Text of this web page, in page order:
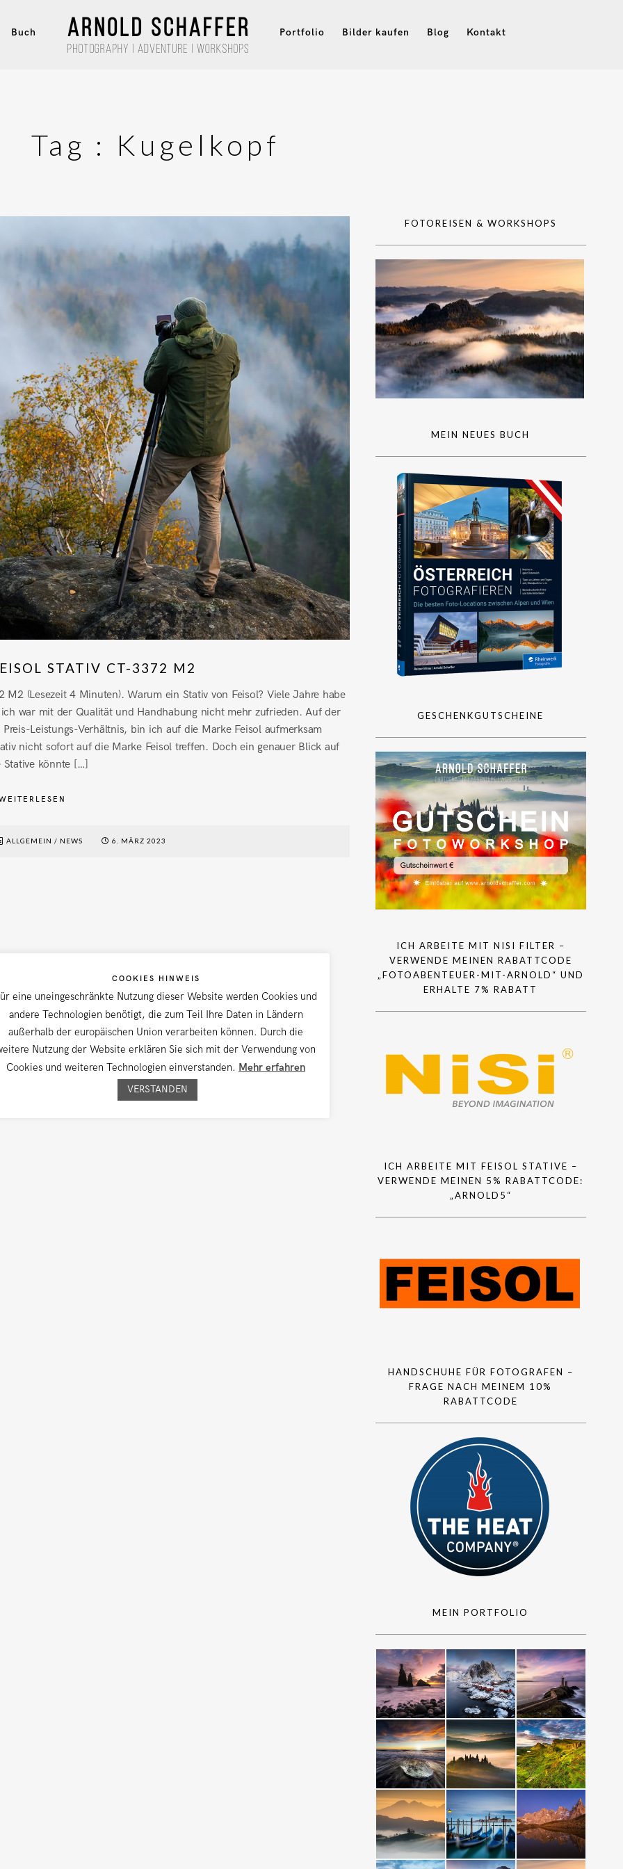
Buch Portfolio Bilder kaufen Blog Kontakt
Tag : Kugelkopf
STATIV CT-3372 M2
(Lesezeit 4 Minuten). Warum ein Stativ von Feisol? Viele Jahre habe
war mit der Qualität und Handhabung nicht mehr zufrieden. Auf der
Leistungs-Verhältnis, bin ich auf die Marke Feisol aufmerksam
nicht sofort auf die Marke Feisol treffen. Doch ein genauer Blick auf
Stative könnte […]
ALLGEMEIN / NEWS 6. MÄRZ 2023
FOTOREISEN & WORKSHOPS
MEIN NEUES BUCH
GESCHENKGUTSCHEINE
ICH ARBEITE MIT NISI FILTER –
VERWENDE MEINEN RABATTCODE
„FOTOABENTEUER-MIT-ARNOLD“ UND
ERHALTE 7% RABATT
ICH ARBEITE MIT FEISOL STATIVE –
VERWENDE MEINEN 5% RABATTCODE:
„ARNOLD5“
HANDSCHUHE FÜR FOTOGRAFEN –
FRAGE NACH MEINEM 10%
RABATTCODE
MEIN PORTFOLIO
COOKIES HINWEIS
eine uneingeschränkte Nutzung dieser Website werden Cookies und
andere Technologien benötigt, die zum Teil Ihre Daten in Ländern
außerhalb der europäischen Union verarbeiten können. Durch die
Nutzung der Website erklären Sie sich mit der Verwendung von
Cookies und weiteren Technologien einverstanden. Mehr erfahren
VERSTANDEN